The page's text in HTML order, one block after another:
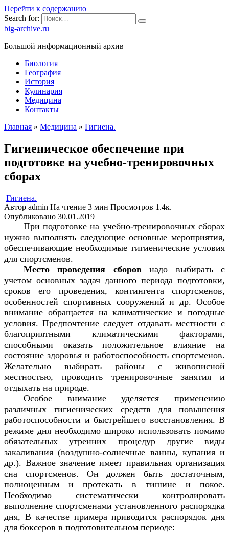
Перейти к содержанию
Search for:
big-archive.ru
Большой информационный архив
Биология
География
История
Кулинария
Медицина
Контакты
Главная » Медицина » Гигиена.
Гигиеническое обеспечение при
подготовке на учебно-тренировочных
сборах
Гигиена.
Автор admin На чтение 3 мин Просмотров 1.4к.
Опубликовано 30.01.2019
При подготовке на учебно-тренировочных сборах
нужно выполнять следующие основные мероприятия,
обеспечивающие необходимые гигиенические условия
для спортсменов.
Место проведения сборовнадо выбирать с
учетом основных задач данного периода подготовки,
сроков его проведения, контингента спортсменов,
особенностей спортивных сооружений и др. Особое
внимание обращается на климатические и погодные
условия. Предпочтение следует отдавать местности с
благоприятными климатическими факторами,
способными оказать положительное влияние на
состояние здоровья и работоспособность спортсменов.
Желательно выбирать районы с живописной
местностью, проводить тренировочные занятия и
отдыхать на природе.
Особое внимание уделяется применению
различных гигиенических средств для повышения
работоспособности и быстрейшего восстановления. В
режиме дня необходимо широко использовать помимо
обязательных утренних процедур другие виды
закаливания (воздушно-солнечные ванны, купания и
др.). Важное значение имеет правильная организация
сна спортсменов. Он должен быть достаточным,
полноценным и протекать в тишине и покое.
Необходимо систематически контролировать
выполнение спортсменами установленного распорядка
дня, В качестве примера приводится распорядок дня
для боксеров в подготовительном периоде: